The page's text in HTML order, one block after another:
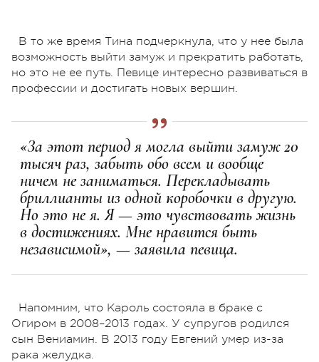
В то же время Тина подчеркнула, что у нее была
возможность выйти замуж и прекратить работать,
но это не ее путь. Певице интересно развиваться в
профессии и достигать новых вершин.
«За этот период я могла выйти замуж 20
тысяч раз, забыть обо всем и вообще
ничем не заниматься. Перекладывать
бриллианты из одной коробочки в другую.
Но это не я. Я — это чувствовать жизнь
в достижениях. Мне нравится быть
независимой», — заявила певица.
Напомним, что Кароль состояла в браке с
Огиром в 2008–2013 годах. У супругов родился
сын Вениамин. В 2013 году Евгений умер из-за
рака желудка.